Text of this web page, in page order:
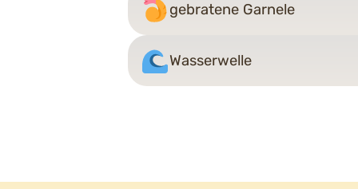
gebratene Garnele
Wasserwelle